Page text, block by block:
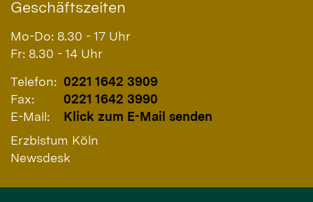
Geschäftszeiten
Mo-Do: 8.30 - 17 Uhr
Fr: 8.30 - 14 Uhr
Telefon: 0221 1642 3909
Fax:
0221 1642 3990
E-Mail:
Klick zum E-Mail senden
Erzbistum Köln
Newsdesk